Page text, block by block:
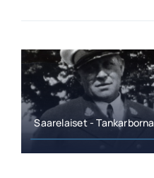
Saarelaiset - Tankarborna